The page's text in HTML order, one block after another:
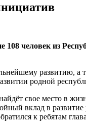
человек из
развитию,
родной
свое место в
вклад в
к ребятам